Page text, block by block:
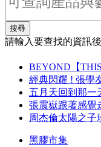
搜尋
請輸入要查找的資訊
BEYOND【
經典閃耀 ! 張學
五月天回到那一
張震嶽跟著感覺
周杰倫太陽之子
黑膠市集